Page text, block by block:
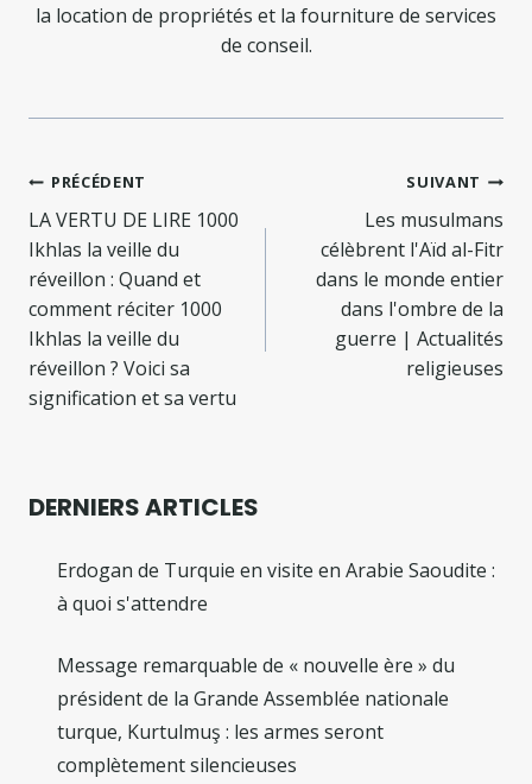
la location de propriétés et la fourniture de services
de conseil.
Navigation
de
l’article
PRÉCÉDENT
LA VERTU DE LIRE 1000
Ikhlas la veille du
réveillon : Quand et
comment réciter 1000
Ikhlas la veille du
réveillon ? Voici sa
signification et sa vertu
SUIVANT
Les musulmans
célèbrent l'Aïd al-Fitr
dans le monde entier
dans l'ombre de la
guerre | Actualités
religieuses
DERNIERS ARTICLES
Erdogan de Turquie en visite en Arabie Saoudite :
à quoi s'attendre
Message remarquable de « nouvelle ère » du
président de la Grande Assemblée nationale
turque, Kurtulmuş : les armes seront
complètement silencieuses